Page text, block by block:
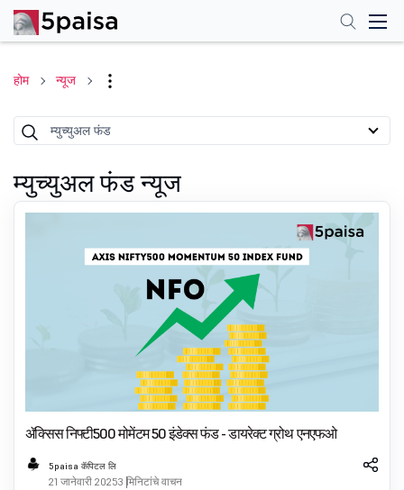
होम न्यूज
म्युच्युअल फंड
म्युच्युअल फंड न्यूज
ॲक्सिस निफ्टी500 मोमेंटम 50 इंडेक्स फंड - डायरेक्ट ग्रोथ एनएफओ
5paisa कॅपिटल लि
21 जानेवारी 20253 मिनिटांचे वाचन